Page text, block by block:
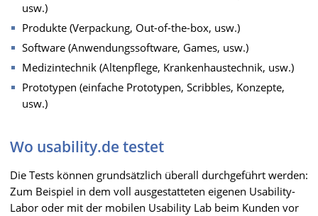
usw.)
Produkte (Verpackung, Out-of-the-box, usw.)
Software (Anwendungssoftware, Games, usw.)
Medizintechnik (Altenpflege, Krankenhaustechnik, usw.)
Prototypen (einfache Prototypen, Scribbles, Konzepte,
usw.)
Wo usability.de testet
Die Tests können grundsätzlich überall durchgeführt werden:
Zum Beispiel in dem voll ausgestatteten eigenen Usability-
Labor oder mit der mobilen Usability Lab beim Kunden vor